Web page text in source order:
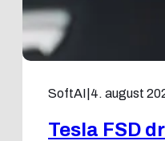
SoftAI 4. august
Tesla FSD